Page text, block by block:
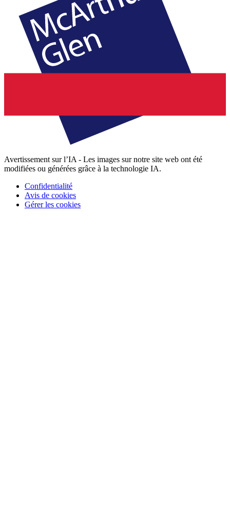
Avertissement sur l’IA - Les images sur notre site web ont été
modifiées ou générées grâce à la technologie IA.
Confidentialité
Avis de cookies
Gérer les cookies